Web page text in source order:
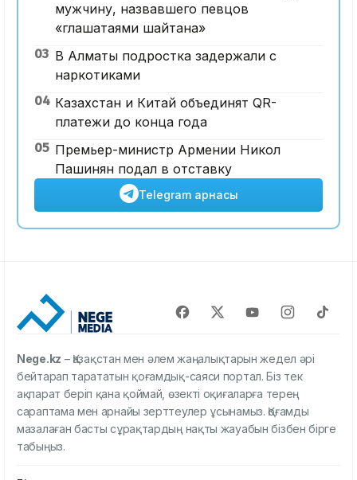
мужчину, назвавшего певцов
«глашатаями шайтана»
03 В Алматы подростка задержали с
наркотиками
04 Казахстан и Китай объединят QR-
платежи до конца года
05 Премьер-министр Армении Никол
Пашинян подал в отставку
Telegram арнасы
Nege.kz – Қазақстан мен әлем жаңалықтарын жедел әрі
бейтарап тарататын қоғамдық-саяси портал. Біз тек
ақпарат беріп қана қоймай, өзекті оқиғаларға терең
сараптама мен арнайы зерттеулер ұсынамыз. Қоғамды
мазалаған басты сұрақтардың нақты жауабын бізбен бірге
табыңыз.